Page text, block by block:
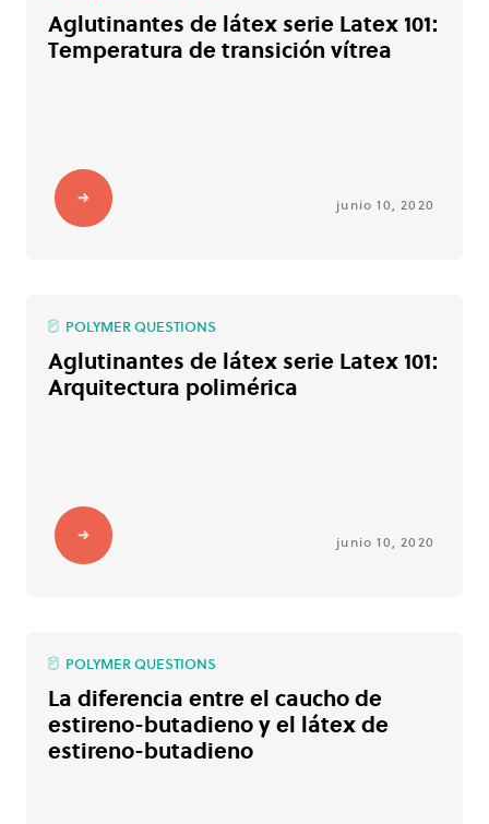
Aglutinantes de látex serie Latex 101:
Temperatura de transición vítrea
junio 10, 2020
POLYMER QUESTIONS
Aglutinantes de látex serie Latex 101:
Arquitectura polimérica
junio 10, 2020
POLYMER QUESTIONS
La diferencia entre el caucho de
estireno-butadieno y el látex de
estireno-butadieno